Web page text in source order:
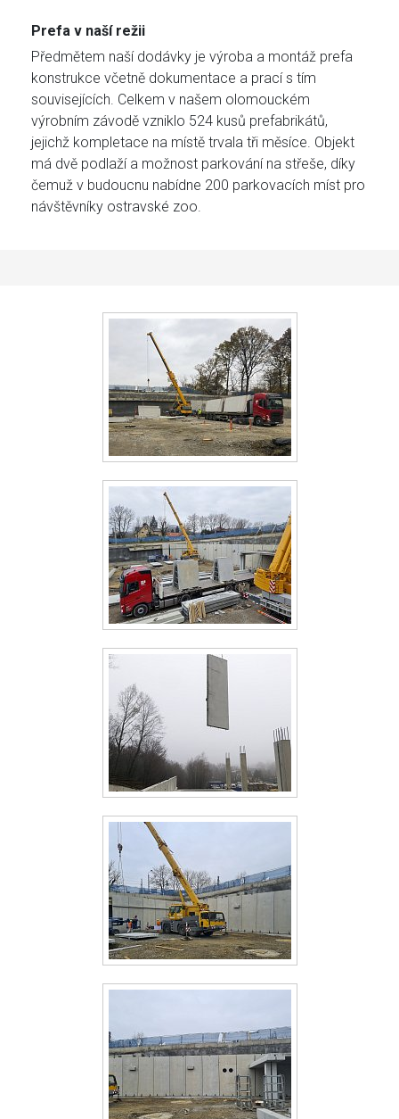
Prefa v naší režii
Předmětem naší dodávky je výroba a montáž prefa
konstrukce včetně dokumentace a prací s tím
souvisejících. Celkem v našem olomouckém
výrobním závodě vzniklo 524 kusů prefabrikátů,
jejichž kompletace na místě trvala tři měsíce. Objekt
má dvě podlaží a možnost parkování na střeše, díky
čemuž v budoucnu nabídne 200 parkovacích míst pro
návštěvníky ostravské zoo.